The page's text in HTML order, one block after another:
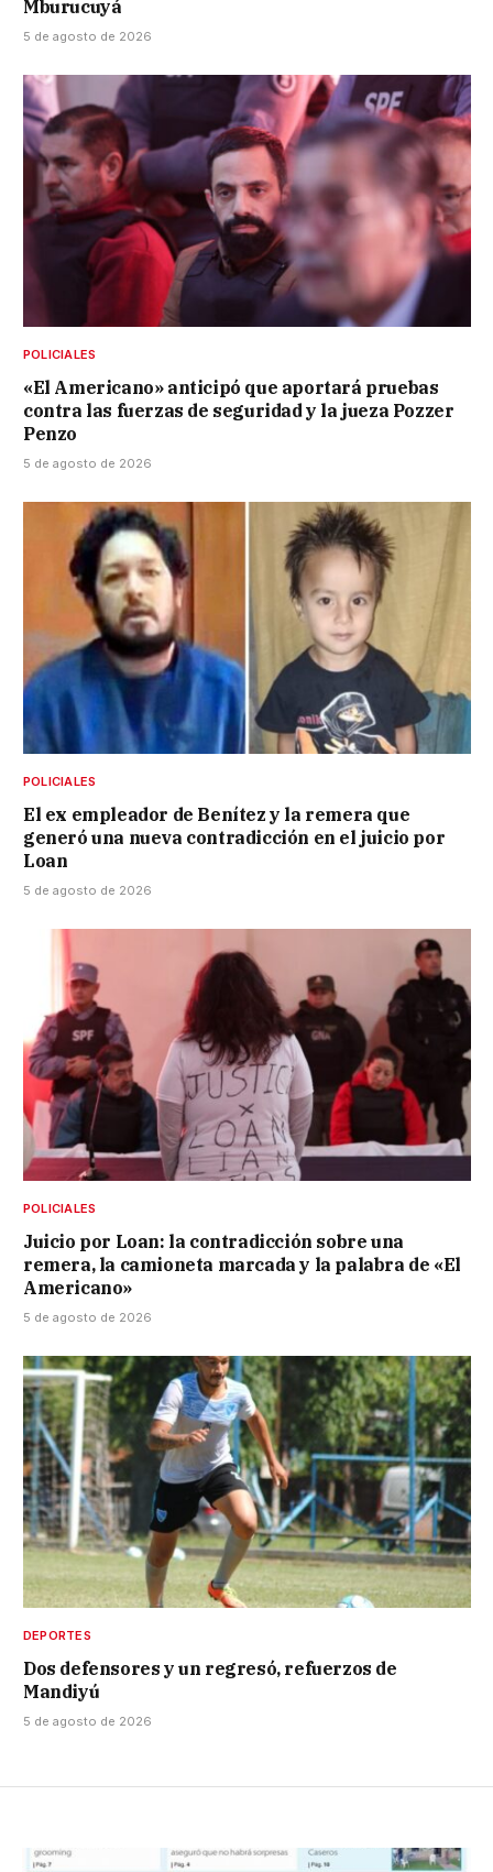
Mburucuyá
5 de agosto de 2026
POLICIALES
«El Americano» anticipó que aportará pruebas
contra las fuerzas de seguridad y la jueza Pozzer
Penzo
5 de agosto de 2026
POLICIALES
El ex empleador de Benítez y la remera que
generó una nueva contradicción en el juicio por
Loan
5 de agosto de 2026
POLICIALES
Juicio por Loan: la contradicción sobre una
remera, la camioneta marcada y la palabra de «El
Americano»
5 de agosto de 2026
DEPORTES
Dos defensores y un regresó, refuerzos de
Mandiyú
5 de agosto de 2026